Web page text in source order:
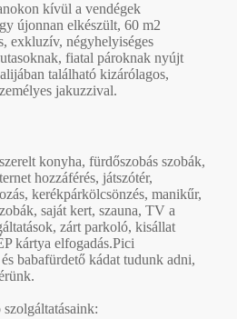
kívül a vendégek
újonnan elkészült, 60 m2
exkluzív, négyhelyiséges
fiatal pároknak nyújt
található kizárólagos,
jakuzzival.
konyha, fürdőszobás szobák,
hozzáférés, játszótér,
kerékpárkölcsönzés, manikűr,
saját kert, szauna, TV a
zárt parkoló, kisállat
kártya elfogadás.Pici
babafürdető kádat tudunk adni,